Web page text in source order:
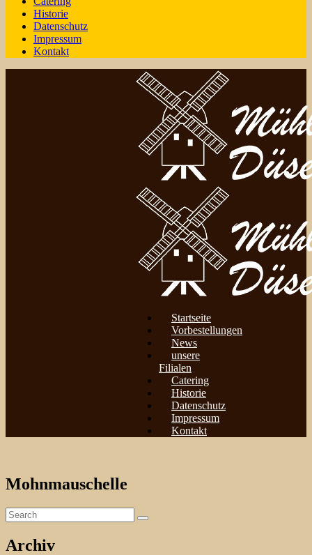
Historie
Datenschutz
Impressum
Kontakt
Startseite
Vorbestellungen
News
unsere
Filialen
Catering
Historie
Datenschutz
Impressum
Kontakt
Mohnmauschelle
Archiv